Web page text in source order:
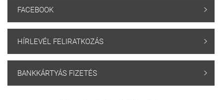
FACEBOOK 
HÍRLEVÉL FELIRATKOZÁS 
BANKKÁRTYÁS FIZETÉS 